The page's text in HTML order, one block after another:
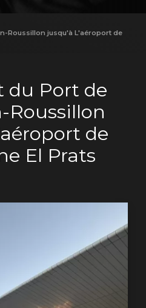
Roussillon jusqu'à L'aéroport de
du Port de
Roussillon
de
El Prats